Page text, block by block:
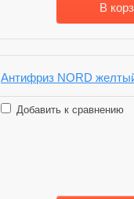
В
Антифриз NORD
Добавить к сравнению